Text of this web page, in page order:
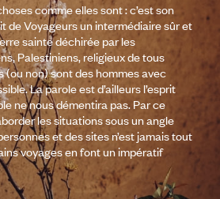
comme elles sont : c’est son
de Voyageurs un intermédiaire sûr et
sainte déchirée par les
Palestiniens, religieux de tous
(ou non) sont des hommes avec
La parole est d’ailleurs l’esprit
ne nous démentira pas. Par ce
les situations sous un angle
et des sites n’est jamais tout
voyages en font un impératif